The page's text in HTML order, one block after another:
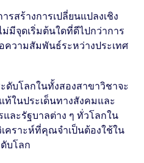
สร้างการเปลี่ยนแปลงเชิง
มีจุดเริ่มต้นใดที่ดีไปกว่าการ
วามสัมพันธ์ระหว่างประเทศ
บโลกในทั้งสองสาขาวิชาจะ
ในประเด็นทางสังคมและ
ละรัฐบาลต่าง ๆ ทั่วโลกใน
คราะห์ที่คุณจำเป็นต้องใช้ใน
บโลก